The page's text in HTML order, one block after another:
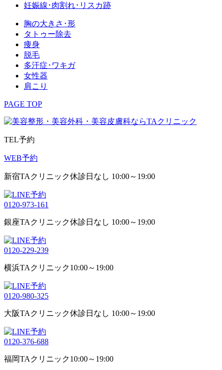
妊娠線･肉割れ･リスカ跡
胸の大きさ･形
タトゥー除去
痩身
脱毛
多汗症･ワキガ
女性器
肩こり
PAGE TOP
TEL予約
WEB予約
新宿TAクリニック休診日なし 10:00～19:00
0120-973-161
銀座TAクリニック休診日なし 10:00～19:00
0120-229-239
横浜TAクリニック10:00～19:00
0120-980-325
大阪TAクリニック休診日なし 10:00～19:00
0120-376-688
福岡TAクリニック10:00～19:00